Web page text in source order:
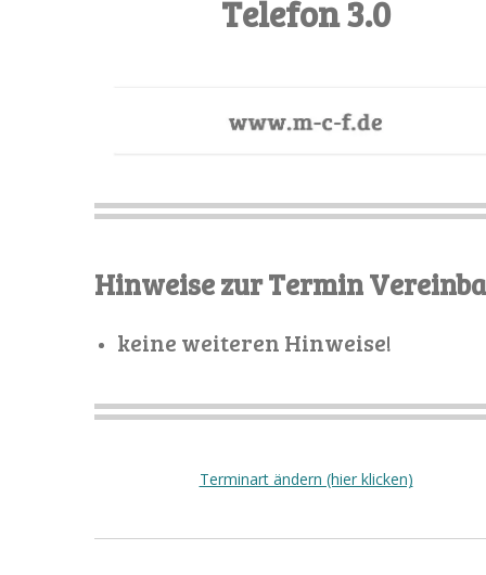
Telefon 3.0
Hinweise zur Termin
keine weiteren Hinweise!
Terminart ändern (hier klicken)